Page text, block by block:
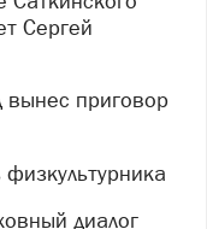
взяла под
территорию.
обход
в
особенно
граждан
Для людей,
Сергей
физкультурника
диалог